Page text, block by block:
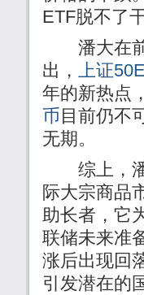
ETF脱不了
潘大在
出， 上证
年的新热点
币目前仍不
无期。
综上，潘
际大宗商品
助长者，它
联储未来准
涨后出现回
引发潜在的